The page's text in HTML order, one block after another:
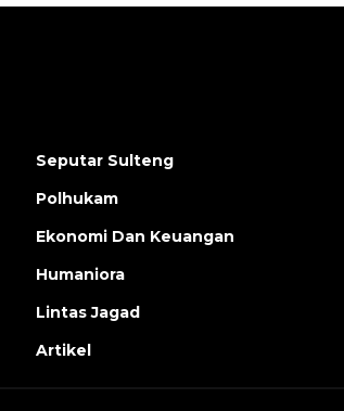
Seputar Sulteng
Polhukam
Ekonomi Dan Keuangan
Humaniora
Lintas Jagad
Artikel